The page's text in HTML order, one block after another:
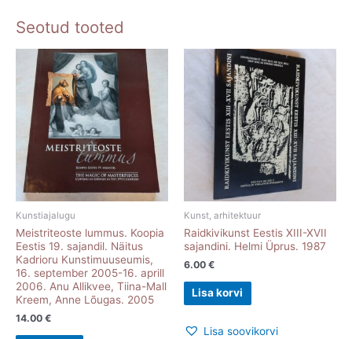
Seotud tooted
Kunstiajalugu
Meistriteoste lummus. Koopia
Eestis 19. sajandil. Näitus
Kadrioru Kunstimuuseumis,
16. september 2005-16. aprill
2006. Anu Allikvee, Tiina-Mall
Kreem, Anne Lõugas. 2005
14.00 €
Kunst, arhitektuur
Raidkivikunst Eestis XIII-XVII
sajandini. Helmi Üprus. 1987
6.00 €
Lisa korvi
Lisa soovikorvi